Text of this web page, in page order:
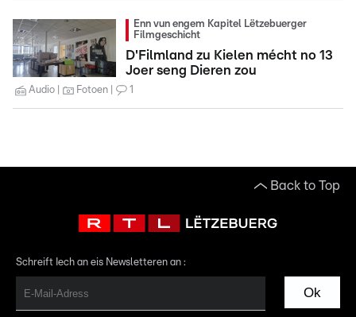
Enn vun engem Kapitel Lëtzebuerger
Filmgeschicht
D'Filmland zu Kielen mécht no 13
Joer seng Dieren zou
Audio Fotoen 1
Back to Top
Schreift Iech an eis Newsletteren an :
Ok